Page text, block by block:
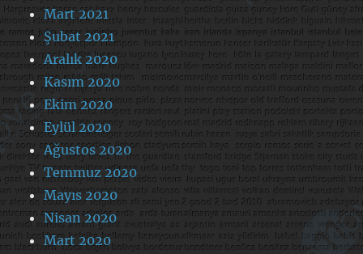
Mart 2021
Şubat 2021
Aralık 2020
Kasım 2020
Ekim 2020
Eylül 2020
Ağustos 2020
Temmuz 2020
Mayıs 2020
Nisan 2020
Mart 2020